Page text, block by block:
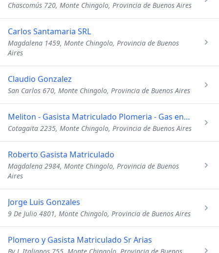
Chascomús 720, Monte Chingolo, Provincia de Buenos Aires
Carlos Santamaria SRL
Magdalena 1459, Monte Chingolo, Provincia de Buenos
Aires
Claudio Gonzalez
San Carlos 670, Monte Chingolo, Provincia de Buenos Aires
Meliton - Gasista Matriculado Plomeria - Gas en Gral
Cotagaita 2235, Monte Chingolo, Provincia de Buenos Aires
Roberto Gasista Matriculado
Magdalena 2984, Monte Chingolo, Provincia de Buenos
Aires
Jorge Luis Gonzales
9 De Julio 4801, Monte Chingolo, Provincia de Buenos Aires
Plomero y Gasista Matriculado Sr Arias